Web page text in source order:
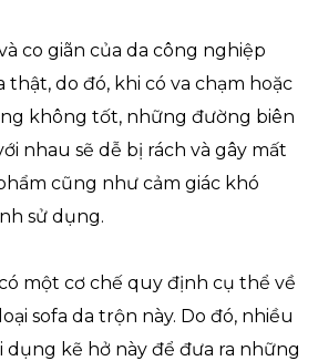
co giãn của da công nghiệp
do đó, khi có va chạm hoặc
không tốt, những đường biên
nhau sẽ dễ bị rách và gây mất
cũng như cảm giác khó
sử dụng.
một cơ chế quy định cụ thể về
sofa da trộn này. Do đó, nhiều
dụng kẽ hở này để đưa ra những